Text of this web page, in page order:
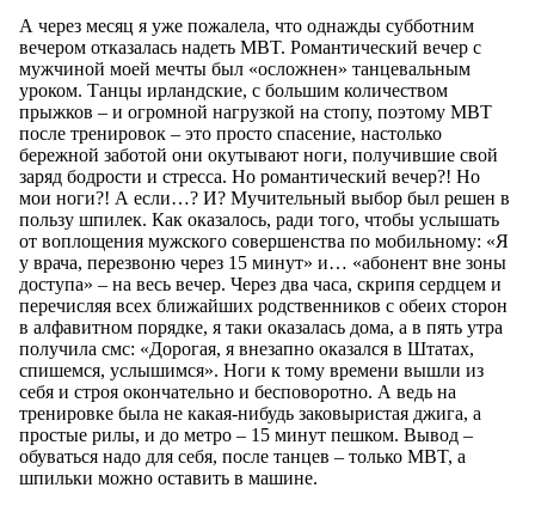
А через месяц я уже пожалела, что однажды субботним
вечером отказалась надеть MBT. Романтический вечер с
мужчиной моей мечты был «осложнен» танцевальным
уроком. Танцы ирландские, с большим количеством
прыжков – и огромной нагрузкой на стопу, поэтому MBT
после тренировок – это просто спасение, настолько
бережной заботой они окутывают ноги, получившие свой
заряд бодрости и стресса. Но романтический вечер?! Но
мои ноги?! А если…? И? Мучительный выбор был решен в
пользу шпилек. Как оказалось, ради того, чтобы услышать
от воплощения мужского совершенства по мобильному: «Я
у врача, перезвоню через 15 минут» и… «абонент вне зоны
доступа» – на весь вечер. Через два часа, скрипя сердцем и
перечисляя всех ближайших родственников с обеих сторон
в алфавитном порядке, я таки оказалась дома, а в пять утра
получила смс: «Дорогая, я внезапно оказался в Штатах,
спишемся, услышимся». Ноги к тому времени вышли из
себя и строя окончательно и бесповоротно. А ведь на
тренировке была не какая-нибудь заковыристая джига, а
простые рилы, и до метро – 15 минут пешком. Вывод –
обуваться надо для себя, после танцев – только MBT, а
шпильки можно оставить в машине.